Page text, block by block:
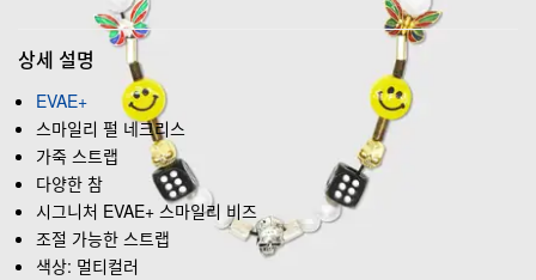
상세 설명
EVAE+
스마일리 펄 네크리스
가죽 스트랩
다양한 참
시그니처 EVAE+ 스마일리 비즈
조절 가능한 스트랩
색상: 멀티컬러